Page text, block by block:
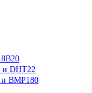
и DHT22
BMP180